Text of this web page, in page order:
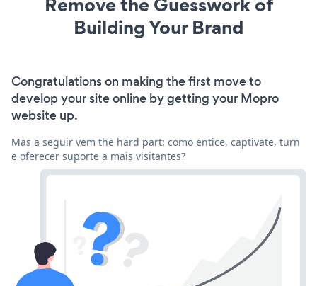
Building Your Brand
Congratulations on making the first move to
develop your site online by getting your Mopro
website up.
Mas a seguir vem the hard part: como entice, captivate, turn
e oferecer suporte a mais visitantes?